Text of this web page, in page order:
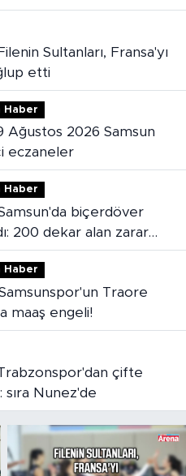
etti
Haber
eczaneler
Haber
200 dekar alan zarar
Haber
maaş engeli!
sıra Nunez'de